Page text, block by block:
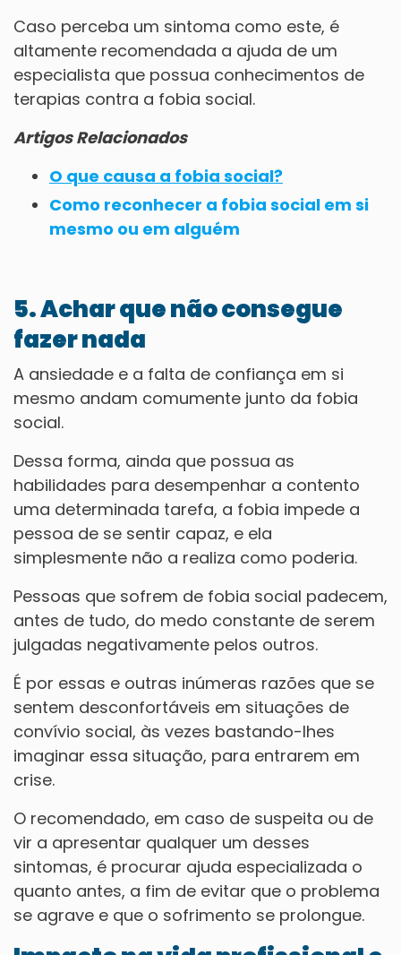
Caso perceba um sintoma como este, é
altamente recomendada a ajuda de um
especialista que possua conhecimentos de
terapias contra a fobia social.
Artigos Relacionados
O que causa a fobia social?
Como reconhecer a fobia social em si
mesmo ou em alguém
5. Achar que não consegue
fazer nada
A ansiedade e a falta de confiança em si
mesmo andam comumente junto da fobia
social.
Dessa forma, ainda que possua as
habilidades para desempenhar a contento
uma determinada tarefa, a fobia impede a
pessoa de se sentir capaz, e ela
simplesmente não a realiza como poderia.
Pessoas que sofrem de fobia social padecem,
antes de tudo, do medo constante de serem
julgadas negativamente pelos outros.
É por essas e outras inúmeras razões que se
sentem desconfortáveis em situações de
convívio social, às vezes bastando-lhes
imaginar essa situação, para entrarem em
crise.
O recomendado, em caso de suspeita ou de
vir a apresentar qualquer um desses
sintomas, é procurar ajuda especializada o
quanto antes, a fim de evitar que o problema
se agrave e que o sofrimento se prolongue.